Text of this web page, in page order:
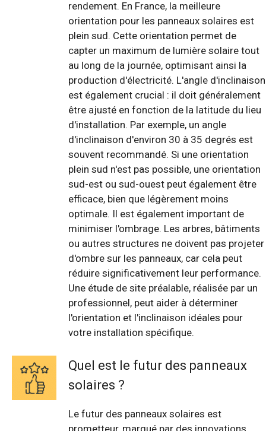
rendement. En France, la meilleure
orientation pour les panneaux solaires est
plein sud. Cette orientation permet de
capter un maximum de lumière solaire tout
au long de la journée, optimisant ainsi la
production d'électricité. L'angle d'inclinaison
est également crucial : il doit généralement
être ajusté en fonction de la latitude du lieu
d'installation. Par exemple, un angle
d'inclinaison d'environ 30 à 35 degrés est
souvent recommandé. Si une orientation
plein sud n'est pas possible, une orientation
sud-est ou sud-ouest peut également être
efficace, bien que légèrement moins
optimale. Il est également important de
minimiser l'ombrage. Les arbres, bâtiments
ou autres structures ne doivent pas projeter
d'ombre sur les panneaux, car cela peut
réduire significativement leur performance.
Une étude de site préalable, réalisée par un
professionnel, peut aider à déterminer
l'orientation et l'inclinaison idéales pour
votre installation spécifique.
Quel est le futur des panneaux
solaires ?
Le futur des panneaux solaires est
prometteur, marqué par des innovations